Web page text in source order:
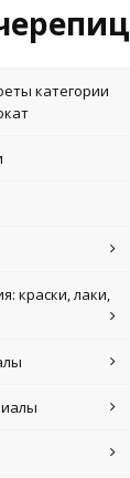
категории
краски, лаки,